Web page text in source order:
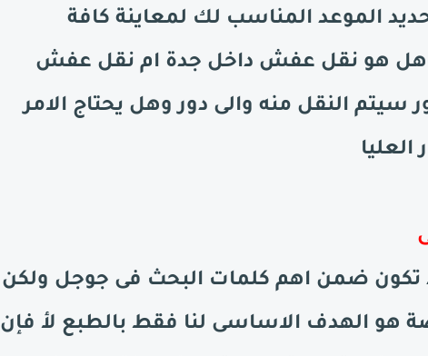
الموعد المناسب لك لمعاينة كافة
وهل هو نقل عفش داخل جدة ام نقل عفش
النقل منه والى دور وهل يحتاج الامر
ضمن اهم كلمات البحث فى جوجل ولكن
هو الهدف الاساسى لنا فقط بالطبع لأ فإن